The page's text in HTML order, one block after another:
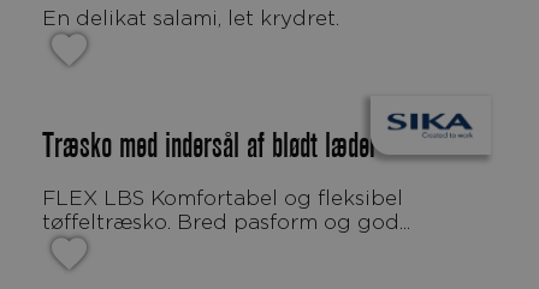
En delikat salami, let krydret.
Træsko med indersål af blødt læder
FLEX LBS Komfortabel og fleksibel
tøffeltræsko. Bred pasform og god...